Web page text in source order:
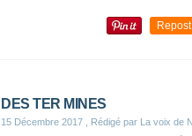
Repost
DES TER MINES
15 Décembre 2017 , Rédigé par La voix de